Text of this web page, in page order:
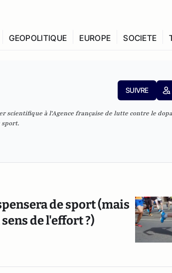
GEOPOLITIQUE EUROPE SOCIETE
SUIVRE
scientifique à l'Agence française de lutte contre le
sport.
de sport (mais
de l'effort ?)